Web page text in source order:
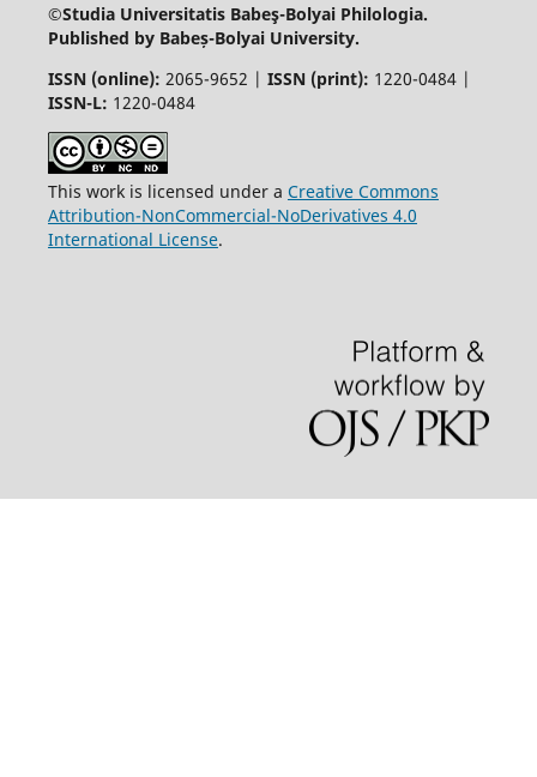
©Studia Universitatis Babeş-Bolyai Philologia.
Published by Babeș-Bolyai University.
ISSN (online): 2065-9652 | ISSN (print): 1220-0484 |
ISSN-L: 1220-0484
This work is licensed under a Creative Commons
Attribution-NonCommercial-NoDerivatives 4.0
International License.